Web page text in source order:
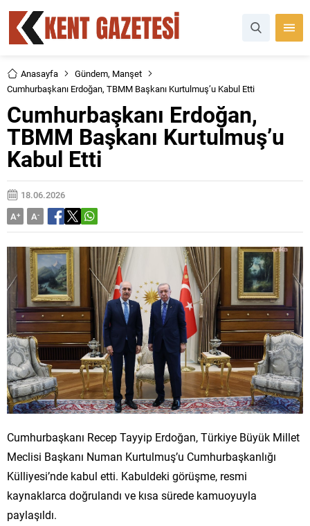
Anasayfa Gündem, Manşet
Cumhurbaşkanı Erdoğan, TBMM Başkanı Kurtulmuş’u Kabul Etti
Cumhurbaşkanı Erdoğan,
TBMM Başkanı Kurtulmuş’u
Kabul Etti
18.06.2026
A+ A-
Cumhurbaşkanı Recep Tayyip Erdoğan, Türkiye Büyük Millet
Meclisi Başkanı Numan Kurtulmuş’u Cumhurbaşkanlığı
Külliyesi’nde kabul etti. Kabuldeki görüşme, resmi
kaynaklarca doğrulandı ve kısa sürede kamuoyuyla
paylaşıldı.